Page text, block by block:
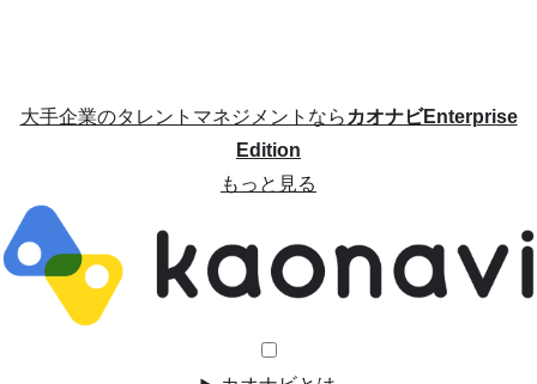
大手企業のタレントマネジメントならカオナビEnterprise
Edition
もっと見る